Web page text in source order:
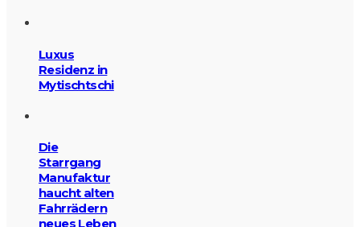
Luxus
Residenz in
Mytischtschi
Die
Starrgang
Manufaktur
haucht alten
Fahrrädern
neues Leben